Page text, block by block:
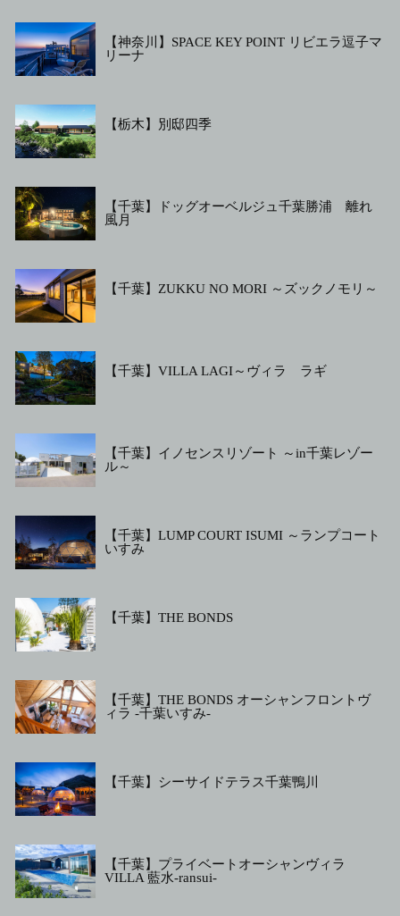
【神奈川】SPACE KEY POINT リビエラ逗子マ
リーナ
【栃木】別邸四季
【千葉】ドッグオーベルジュ千葉勝浦 離れ
風月
【千葉】ZUKKU NO MORI ～ズックノモリ～
【千葉】VILLA LAGI～ヴィラ ラギ
【千葉】イノセンスリゾート ～in千葉レゾー
ル～
【千葉】LUMP COURT ISUMI ～ランプコート
いすみ
【千葉】THE BONDS
【千葉】THE BONDS オーシャンフロントヴ
ィラ -千葉いすみ-
【千葉】シーサイドテラス千葉鴨川
【千葉】プライベートオーシャンヴィラ
VILLA 藍水-ransui-